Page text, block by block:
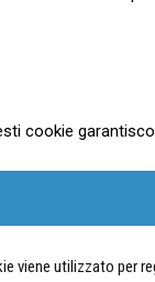
cookie
viene utilizzato per